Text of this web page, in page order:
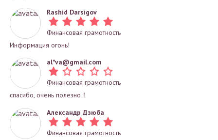
Rashid Darsigov
Финансовая грамотность
Информация огонь!
al*va@gmail.com
Финансовая грамотность
спасибо, очень полезно！
Александр Дзюба
Финансовая грамотность